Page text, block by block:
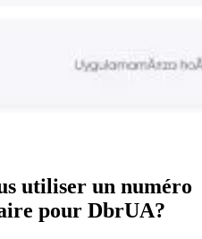
utiliser un numéro
pour DbrUA?